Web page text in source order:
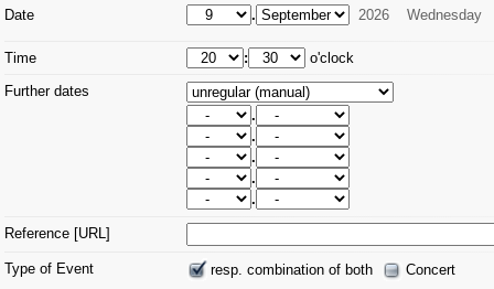
Date . 2026 Wednesday
Time :
o'clock
Further dates
.
.
.
.
.
Reference [URL]
Type of Event resp. combination of both Concert